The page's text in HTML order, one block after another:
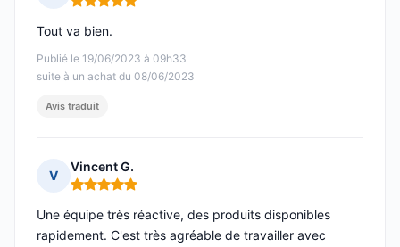
Note : 5 sur 5
Publié le 19/06/2023 à 09h33
suite à un achat du 08/06/2023
Tout va bien.
Avis traduit
V
Vincent G.
Note : 5 sur 5
Une équipe très réactive, des produits disponibles
rapidement. C'est très agréable de travailler avec